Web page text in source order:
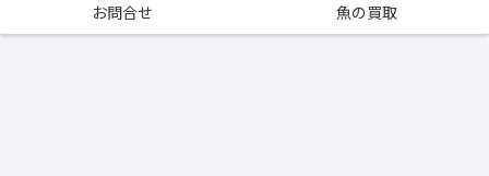
お問合せ
魚の買取